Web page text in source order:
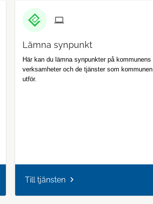
Lämna synpunkt
Här kan du lämna synpunkter på kommunens
verksamheter och de tjänster som kommunen
utför.
Till tjänsten